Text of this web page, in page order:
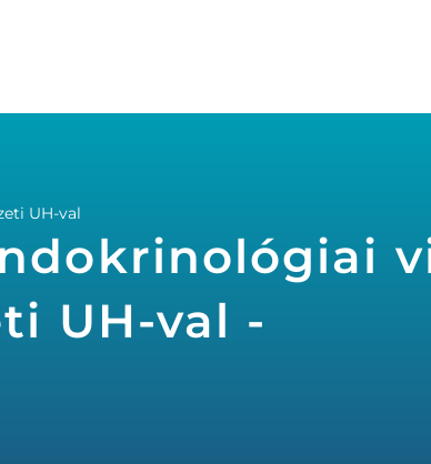
UH-val
UH-val -